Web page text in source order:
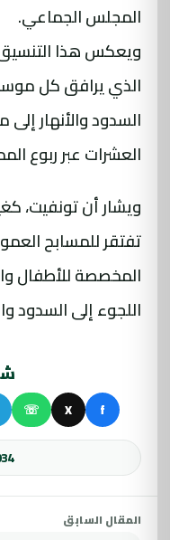
المجلس الجماعي.
ويعكس هذا
الذي يرافق كل
السدود والأنهار
العشرات عبر ربوع
ويشار أن تونفيت،
تفتقر للمسابح
المخصصة للأطفال
اللجوء إلى السدود
f
X
☏
المقال السابق